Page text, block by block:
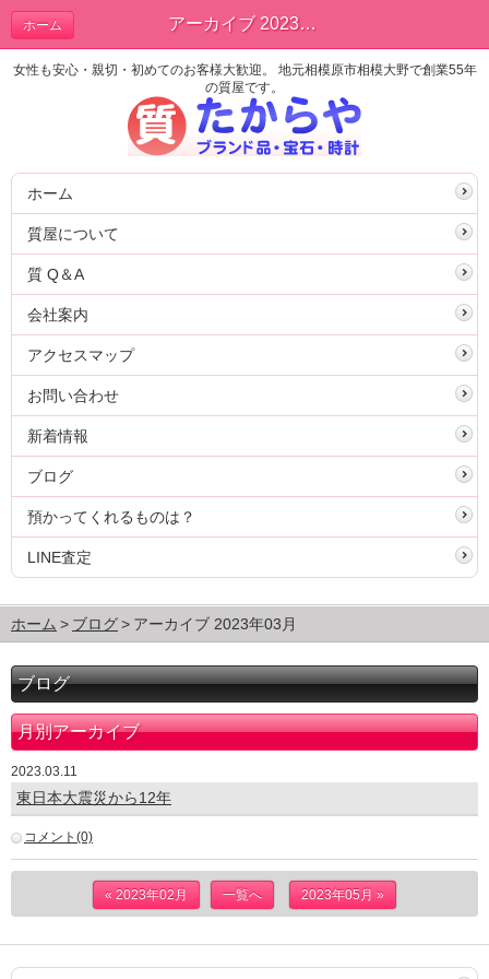
アーカイブ 2023年03月 | ブログ
ホーム
女性も安心・親切・初めてのお客様大歓迎。 地元相模原市相模大野で創業55年
の質屋です。
ホーム
質屋について
質 Q＆A
会社案内
アクセスマップ
お問い合わせ
新着情報
ブログ
預かってくれるものは？
LINE査定
ホーム ブログ アーカイブ 2023年03月
ブログ
月別アーカイブ
2023.03.11
東日本大震災から12年
コメント(0)
« 2023年02月 一覧へ 2023年05月 »